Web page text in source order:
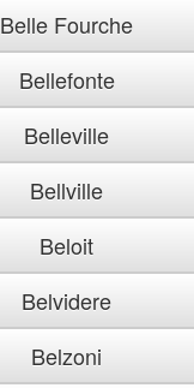
Belle Fourche
Bellefonte
Belleville
Bellville
Beloit
Belvidere
Belzoni